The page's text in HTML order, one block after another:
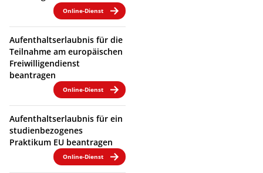
Online-Dienst
Aufenthaltserlaubnis für die
Teilnahme am europäischen
Freiwilligendienst
beantragen
Online-Dienst
Aufenthaltserlaubnis für ein
studienbezogenes
Praktikum EU beantragen
Online-Dienst